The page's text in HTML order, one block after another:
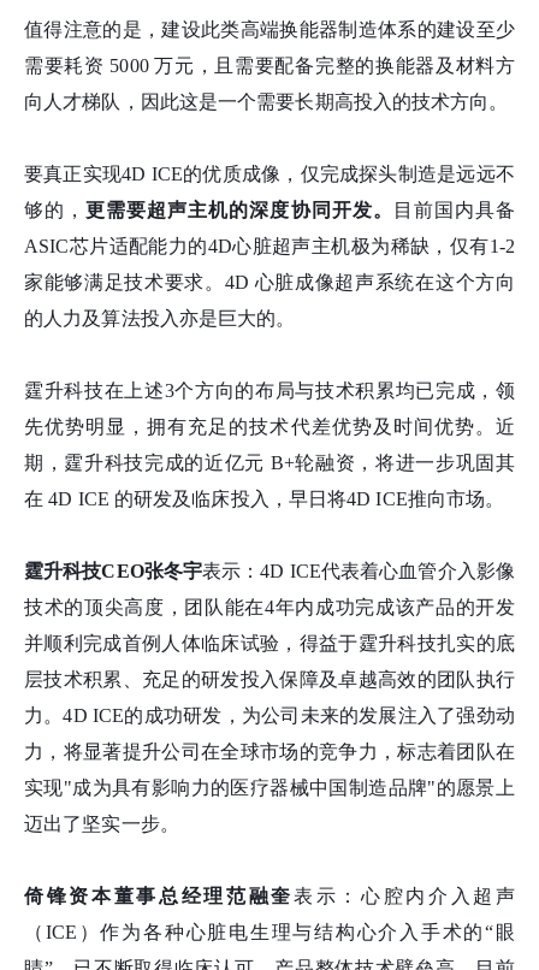
值得注意的是，建设此类高端换能器制造体系的建设至少
需要耗资 5000 万元，且需要配备完整的换能器及材料方
向人才梯队，因此这是一个需要长期高投入的技术方向。
要真正实现4D ICE的优质成像，仅完成探头制造是远远不
够的，更需要超声主机的深度协同开发。
目前国内具备
ASIC芯片适配能力的4D心脏超声主机极为稀缺，仅有1-2
家能够满足技术要求。4D 心脏成像超声系统在这个方向
的人力及算法投入亦是巨大的。
霆升科技在上述3个方向的布局与技术积累均已完成，领
先优势明显，拥有充足的技术代差优势及时间优势。近
期，霆升科技完成的近亿元 B+轮融资，将进一步巩固其
在 4D ICE 的研发及临床投入，早日将4D ICE推向市场。
霆升科技CEO张冬宇表示：4D ICE代表着心血管介入影像
技术的顶尖高度，团队能在4年内成功完成该产品的开发
并顺利完成首例人体临床试验，得益于霆升科技扎实的底
层技术积累、充足的研发投入保障及卓越高效的团队执行
力。4D ICE的成功研发，为公司未来的发展注入了强劲动
力，将显著提升公司在全球市场的竞争力，标志着团队在
实现"成为具有影响力的医疗器械中国制造品牌"的愿景上
迈出了坚实一步。
倚锋资本董事总经理范融奎表示：心腔内介入超声
（ICE）作为各种心脏电生理与结构心介入手术的“眼